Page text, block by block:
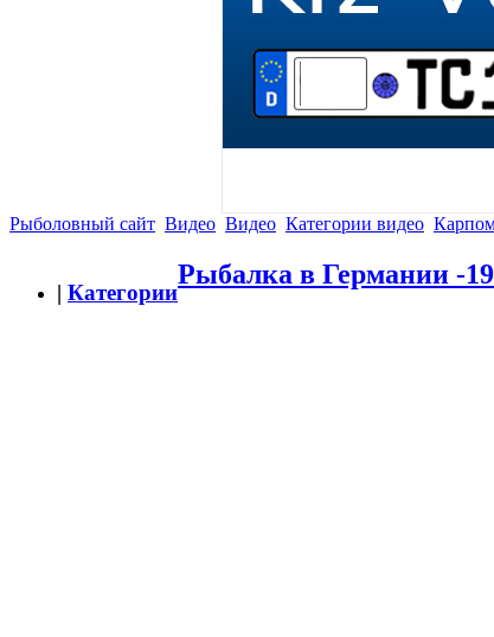
Рыболовный сайт Видео Видео Категории видео
| Категории
Рыбалка в Германии -